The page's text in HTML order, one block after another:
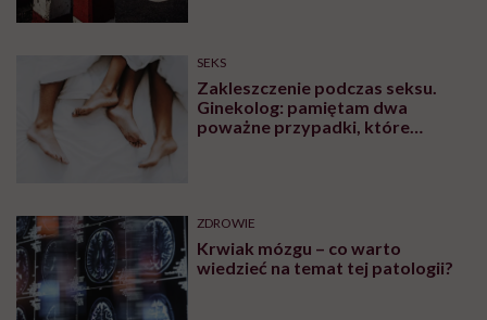
SEKS
Zakleszczenie podczas seksu.
Ginekolog: pamiętam dwa
poważne przypadki, które
ZDROWIE
Krwiak mózgu – co warto
wiedzieć na temat tej patologii?